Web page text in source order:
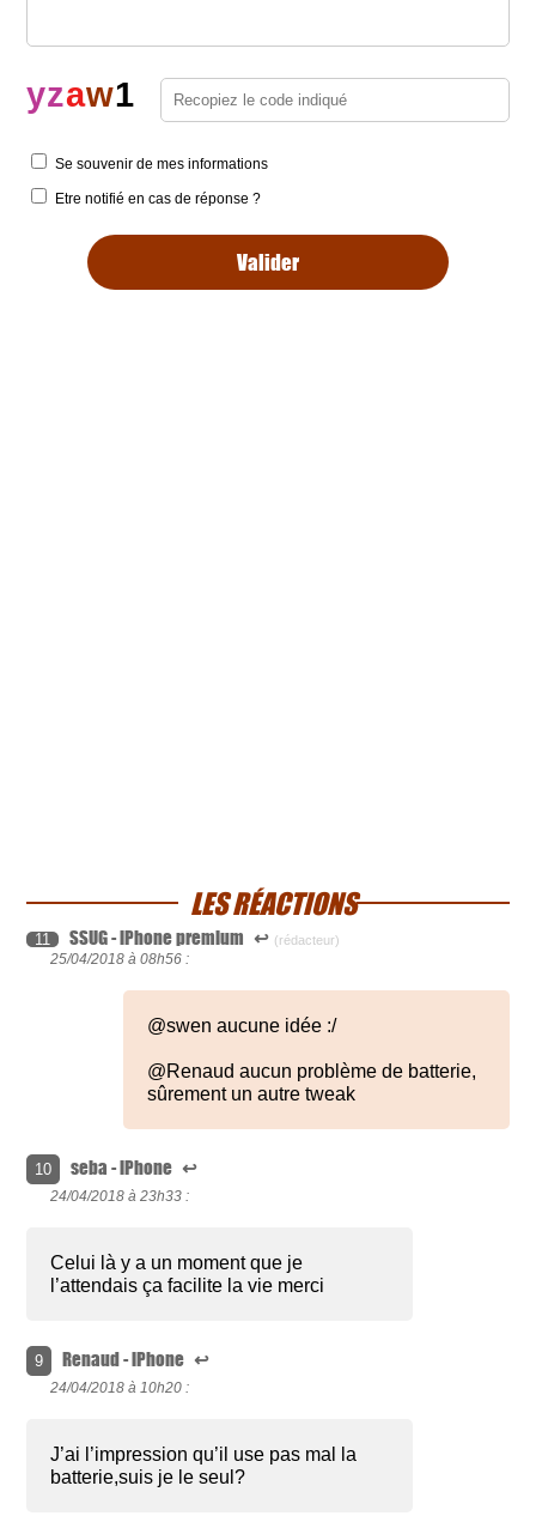
yzaw1
Se souvenir de mes informations
Etre notifié en cas de réponse ?
LES RÉACTIONS
11 SSUG - iPhone premium ↩ (rédacteur)
25/04/2018 à 08h56 :
@swen aucune idée :/
@Renaud aucun problème de batterie,
sûrement un autre tweak
10 seba - iPhone ↩
24/04/2018 à 23h33 :
Celui là y a un moment que je
l’attendais ça facilite la vie merci
9 Renaud - iPhone ↩
24/04/2018 à 10h20 :
J’ai l’impression qu’il use pas mal la
batterie,suis je le seul?